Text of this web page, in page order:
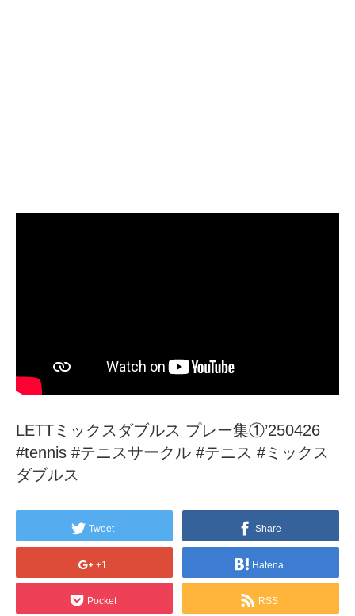
LETTミックスダブルス プレー集①’250426
#tennis #テニスサークル #テニス #ミックス
ダブルス
Tweet Share
+1 Hatena
Pocket RSS